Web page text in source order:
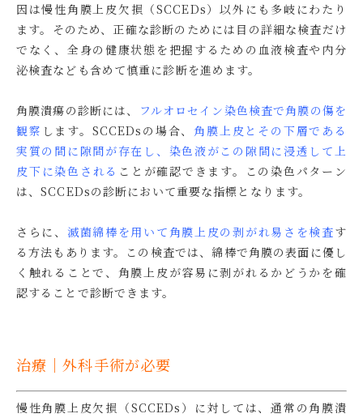
因は慢性角膜上皮欠損（SCCEDs）以外にも多岐にわたり
ます。そのため、正確な診断のためには目の詳細な検査だけ
でなく、全身の健康状態を把握するための血液検査や内分
泌検査なども含め て慎重に診断を進めます。
角膜潰瘍の診断には、
フルオロセイン染色検査で角膜の傷を
観察 します。SCCEDsの場合、角膜上皮とその下層である
実質の間に隙間が存在し、染色液がこの隙間に浸透して上
皮下に染色される ことが確認できます。この染色パターン
は、SCCEDsの診断において重要な指標となります。
さらに、 滅菌綿棒を用いて角膜上皮の剥がれ易さを検査す
る方法もあります。この検査では、綿棒で角膜の表面に優し
く触れることで、角膜上皮が容易に剥がれるかどうかを確
認することで診断できます。
治療｜外科手術が必要
慢性角膜上皮欠損（SCCEDs）に対しては、通常の角膜潰